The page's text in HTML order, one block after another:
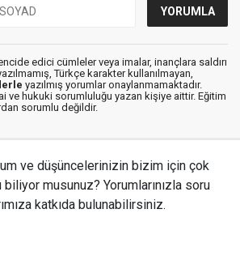
edici cümleler veya imalar, inançlara saldırı
Türkçe karakter kullanılmayan,
yazılmış yorumlar onaylanmamaktadır.
ve hukuki sorumluluğu yazan kişiye aittir. Eğitim
sorumlu değildir.
ve düşüncelerinizin bizim için çok
musunuz? Yorumlarınızla soru
katkıda bulunabilirsiniz.